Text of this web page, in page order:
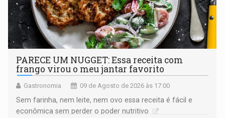
PARECE UM NUGGET: Essa receita com
frango virou o meu jantar favorito
Gastronomia 09 de Agosto de 2026 às 17:00
Sem farinha, nem leite, nem ovo essa receita é fácil e
econômica sem perder o poder nutritivo